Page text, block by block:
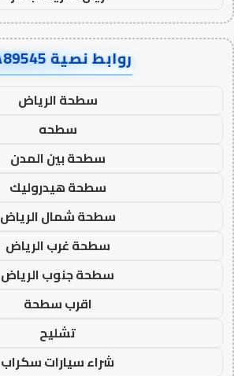
روابط نصية AA89545
سطحة الرياض
سطحه
سطحة بين المدن
سطحة هيدروليك
سطحة شمال الرياض
سطحة غرب الرياض
سطحة جنوب الرياض
اقرب سطحة
تشليح
شراء سيارات سكراب